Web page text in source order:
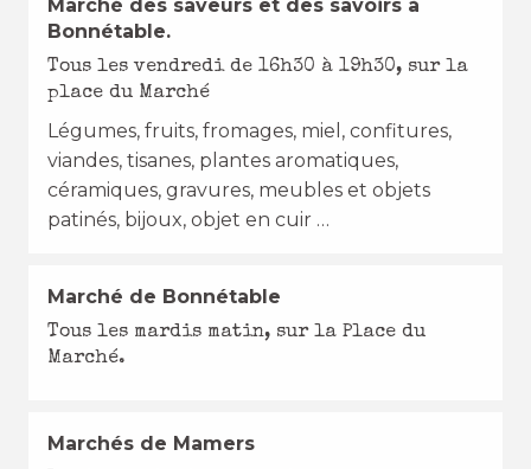
Marché des saveurs et des savoirs à
Bonnétable.
Tous les vendredi de 16h30 à 19h30, sur la
place du Marché
Légumes, fruits, fromages, miel, confitures,
viandes, tisanes, plantes aromatiques,
céramiques, gravures, meubles et objets
patinés, bijoux, objet en cuir …
Marché de Bonnétable
Tous les mardis matin, sur la Place du
Marché.
Marchés de Mamers